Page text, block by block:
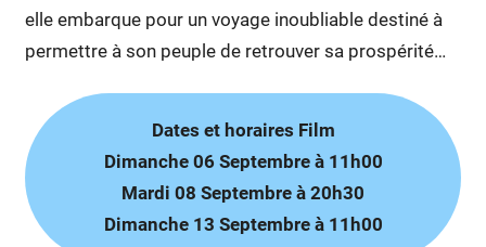
elle embarque pour un voyage inoubliable destiné à
permettre à son peuple de retrouver sa prospérité…
Dates et horaires Film
Dimanche 06 Septembre à 11h00
Mardi 08 Septembre à 20h30
Dimanche 13 Septembre à 11h00